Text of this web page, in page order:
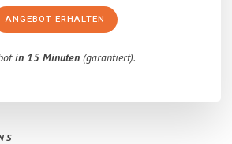
ANGEBOT ERHALTEN
in 15 Minuten(garantiert).